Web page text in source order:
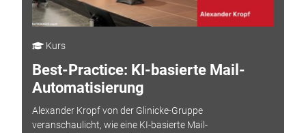
Kurs
Best-Practice: KI-basierte Mail-
Automatisierung
Alexander Kropf von der Glinicke-Gruppe
veranschaulicht, wie eine KI-basierte Mail-